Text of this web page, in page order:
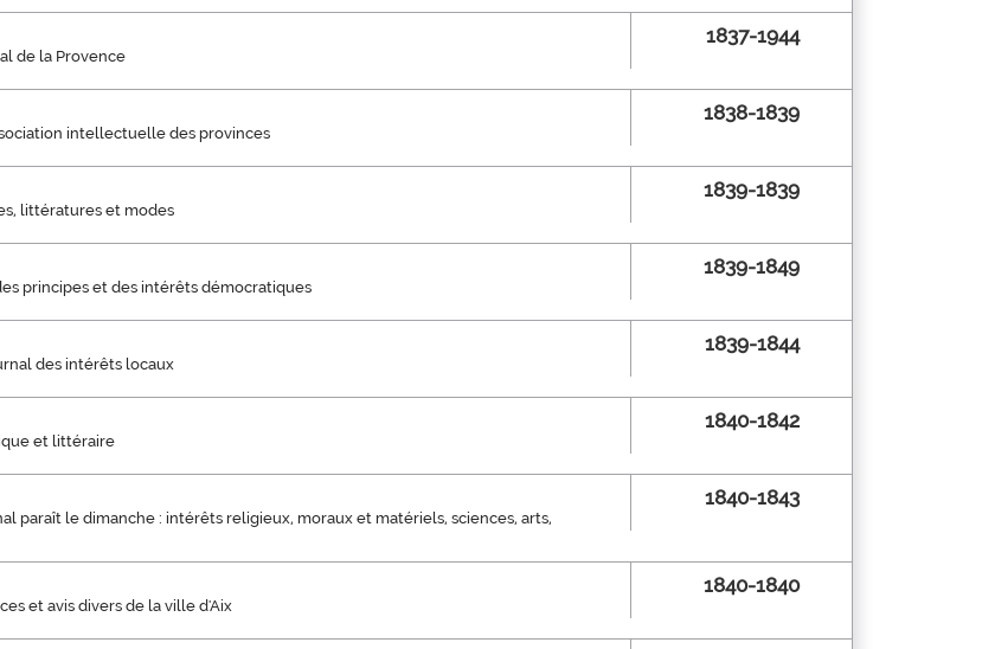
de la Provence
1837-1944
intellectuelle des provinces
1838-1839
littératures et modes
1839-1839
principes et des intérêts démocratiques
1839-1849
des intérêts locaux
1839-1844
et littéraire
1840-1842
paraît le dimanche : intérêts religieux, moraux et matériels, sciences, arts,
1840-1843
et avis divers de la ville d'Aix
1840-1840